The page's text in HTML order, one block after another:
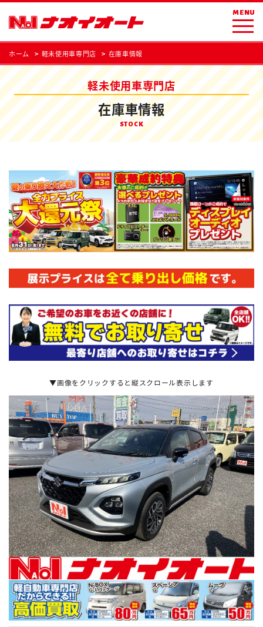
MENU
ホーム 軽未使用車専門店 在庫車情報
軽未使用車専門店
在庫車情報
STOCK
▼画像をクリックすると縦スクロール表示します